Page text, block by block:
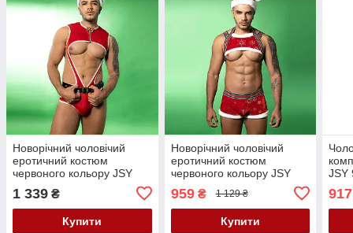
Новорічний чоловічий
еротичний костюм
червоного кольору JSY
Кайф
1 339 ₴
Купити
Новорічний чоловічий
еротичний костюм
червоного кольору JSY
Кайф
959₴ 1 129 ₴
Купити
JSY
917